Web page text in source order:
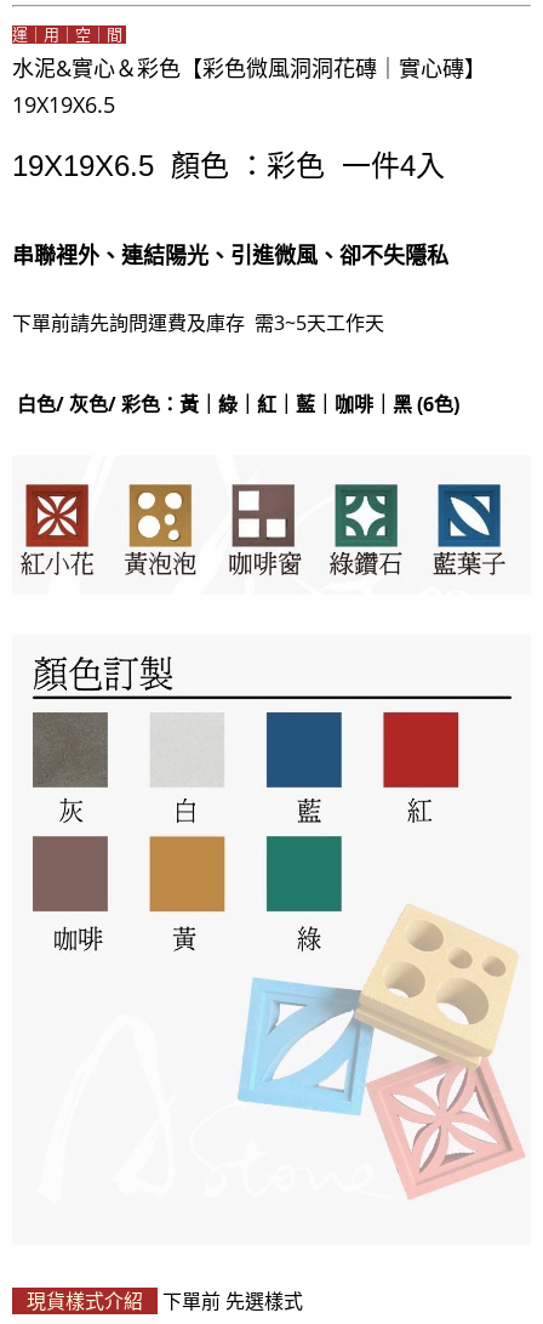
運｜用｜空｜間
水泥&實心＆彩色【彩色微風洞洞花磚｜實心磚】
19X19X6.5
19X19X6.5 顏色 ：彩色 一件4入
串聯裡外、連結陽光、引進微風、卻不失隱私
下單前請先詢問運費及庫存 需3~5天工作天
白色/ 灰色/ 彩色：黃｜綠｜紅｜藍｜咖啡｜黑 (6色)
現貨樣式介紹 下單前 先選樣式